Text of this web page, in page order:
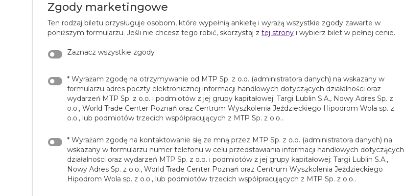
Zgody marketingowe
Ten rodzaj biletu przysługuje osobom, które wypełnią ankietę i wyrażą wszystkie zgody zawarte w
poniższym formularzu. Jeśli nie chcesz tego robić, skorzystaj z tej strony i wybierz bilet w pełnej cenie.
Zaznacz wszystkie zgody
* Wyrażam zgodę na otrzymywanie od MTP Sp. z o.o. (administratora danych) na wskazany w
formularzu adres poczty elektronicznej informacji handlowych dotyczących działalności oraz
wydarzeń MTP Sp. z o.o. i podmiotów z jej grupy kapitałowej: Targi Lublin S.A., Nowy Adres Sp. z
o.o., World Trade Center Poznań oraz Centrum Wyszkolenia Jeździeckiego Hipodrom Wola sp. z
o.o., lub podmiotów trzecich współpracujących z MTP Sp. z o.o..
* Wyrażam zgodę na kontaktowanie się ze mną przez MTP Sp. z o.o. (administratora danych) na
wskazany w formularzu numer telefonu w celu przedstawiania informacji handlowych dotyczących
działalności oraz wydarzeń MTP Sp. z o.o. i podmiotów z jej grupy kapitałowej: Targi Lublin S.A.,
Nowy Adres Sp. z o.o., World Trade Center Poznań oraz Centrum Wyszkolenia Jeździeckiego
Hipodrom Wola sp. z o.o., lub podmiotów trzecich współpracujących z MTP Sp. z o.o..